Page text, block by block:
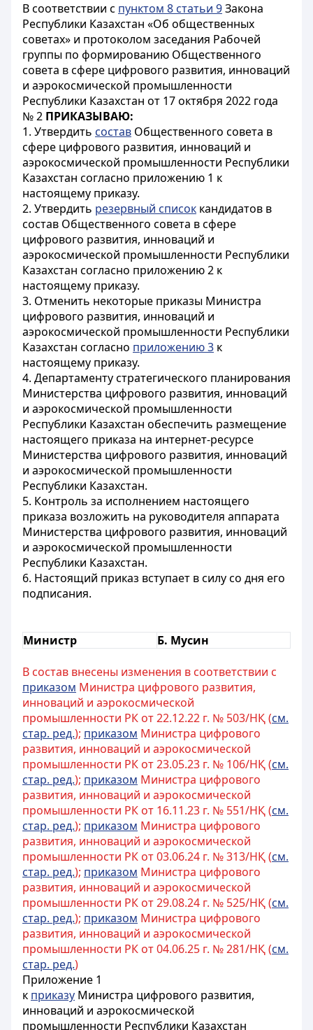
В соответствии с пунктом 8 статьи 9Закона
Республики Казахстан «Об общественных
советах» и протоколом заседания Рабочей
группы по формированию Общественного
совета в сфере цифрового развития, инноваций
и аэрокосмической промышленности
Республики Казахстан от 17 октября 2022 года
№ 2 ПРИКАЗЫВАЮ:
1. Утвердить состав Общественного совета в
сфере цифрового развития, инноваций и
аэрокосмической промышленности Республики
Казахстан согласно приложению 1 к
настоящему приказу.
2. Утвердить резервный список кандидатов в
состав Общественного совета в сфере
цифрового развития, инноваций и
аэрокосмической промышленности Республики
Казахстан согласно приложению 2 к
настоящему приказу.
3. Отменить некоторые приказы Министра
цифрового развития, инноваций и
аэрокосмической промышленности Республики
Казахстан согласно приложению 3 к
настоящему приказу.
4. Департаменту стратегического планирования
Министерства цифрового развития, инноваций
и аэрокосмической промышленности
Республики Казахстан обеспечить размещение
настоящего приказа на интернет-ресурсе
Министерства цифрового развития, инноваций
и аэрокосмической промышленности
Республики Казахстан.
5. Контроль за исполнением настоящего
приказа возложить на руководителя аппарата
Министерства цифрового развития, инноваций
и аэрокосмической промышленности
Республики Казахстан.
6. Настоящий приказ вступает в силу со дня его
подписания.
Министр Б. Мусин
В состав внесены изменения в соответствии с
приказом Министра цифрового развития,
инноваций и аэрокосмической
промышленности РК от 22.12.22 г. № 503/НҚ (см.
стар. ред.); приказом Министра цифрового
развития, инноваций и аэрокосмической
промышленности РК от 23.05.23 г. № 106/НҚ (см.
стар. ред.); приказом Министра цифрового
развития, инноваций и аэрокосмической
промышленности РК от 16.11.23 г. № 551/НҚ (см.
стар. ред.); приказом Министра цифрового
развития, инноваций и аэрокосмической
промышленности РК от 03.06.24 г. № 313/НҚ (см.
стар. ред.); приказом Министра цифрового
развития, инноваций и аэрокосмической
промышленности РК от 29.08.24 г. № 525/НҚ (см.
стар. ред.); приказом Министра цифрового
развития, инноваций и аэрокосмической
промышленности РК от 04.06.25 г. № 281/НҚ (см.
стар. ред.)
Приложение 1
к приказу Министра цифрового развития,
инноваций и аэрокосмической
промышленности Республики Казахстан